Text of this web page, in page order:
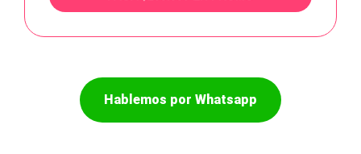
Hablemos por Whatsapp